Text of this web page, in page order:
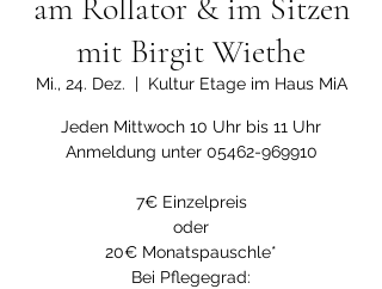
am Rollator & im Sitzen
mit Birgit Wiethe
Mi., 24. Dez.
  |
Kultur Etage im Haus MiA
Jeden Mittwoch 10 Uhr bis 11 Uhr
Anmeldung unter 05462-969910
7€ Einzelpreis
oder
20€ Monatspauschle*
Bei Pflegegrad: